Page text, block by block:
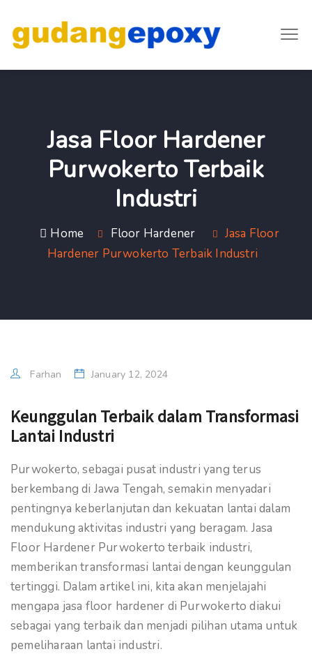
Jasa Floor Hardener
Purwokerto Terbaik
Industri
Home Floor Hardener
Jasa Floor
Hardener Purwokerto Terbaik Industri
Farhan January 12, 2024
Keunggulan Terbaik dalam Transformasi
Lantai Industri
Purwokerto, sebagai pusat industri yang terus
berkembang di Jawa Tengah, semakin menyadari
pentingnya keberlanjutan dan kekuatan lantai dalam
mendukung aktivitas industri yang beragam. Jasa
Floor Hardener Purwokerto terbaik industri,
memberikan transformasi lantai dengan keunggulan
tertinggi. Dalam artikel ini, kita akan menjelajahi
mengapa jasa floor hardener di Purwokerto diakui
sebagai yang terbaik dan menjadi pilihan utama untuk
pemeliharaan lantai industri.